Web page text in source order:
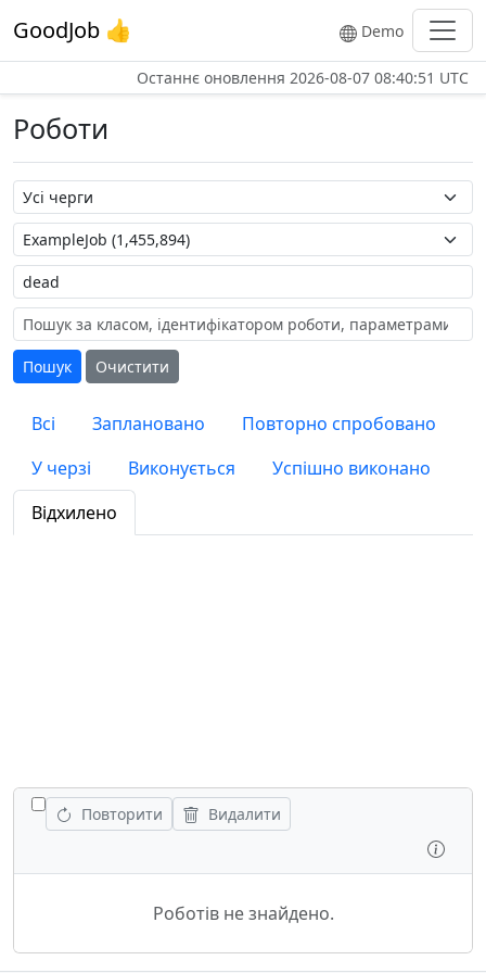
GoodJob 👍 Demo
Останнє оновлення 2026-08-07 08:40:51 UTC
Роботи
Назва черги
Назва роботи
Мітка
Пошук
Очистити
Всі Заплановано
Повторно спробовано
У черзі
Виконується
Успішно виконано
Відхилено
ПОКАЗАТИ ВСІ РОБОТИ
Повторити
Видалити
Роботів не знайдено.